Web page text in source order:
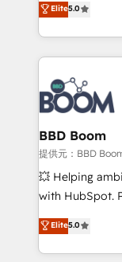
inbound,
emailing) Informations clés : - 10 ans d'expérience -
100+
experts
cumulées
measurable,
enterprise-
builds
revenue. ⚙️ HubSpot Integration & Optimization •
Seamless
Complex
Custom APIs and
End Revenue
pipeline growth
and CRM
Execution •
Elite5.0
BBD Boom
提供元：BBD
💥 Helping
with HubSpot.
BBD Boom is
to HubSpot
solve all your
Elite5.0